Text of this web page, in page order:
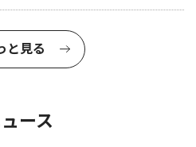
と見る
ース